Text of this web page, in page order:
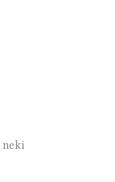
neki